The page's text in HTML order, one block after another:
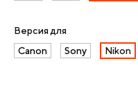
Версия для
Canon
Sony Nikon